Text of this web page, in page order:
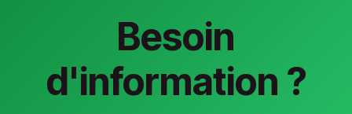
Besoin
d'information ?